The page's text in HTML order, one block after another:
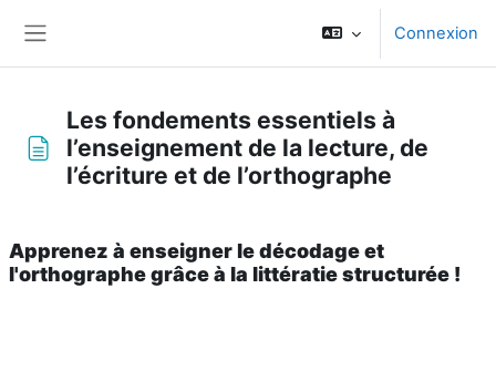
Connexion
Les fondements essentiels à
l’enseignement de la lecture, de
l’écriture et de l’orthographe
Apprenez à enseigner le décodage et
l'orthographe grâce à la littératie structurée !